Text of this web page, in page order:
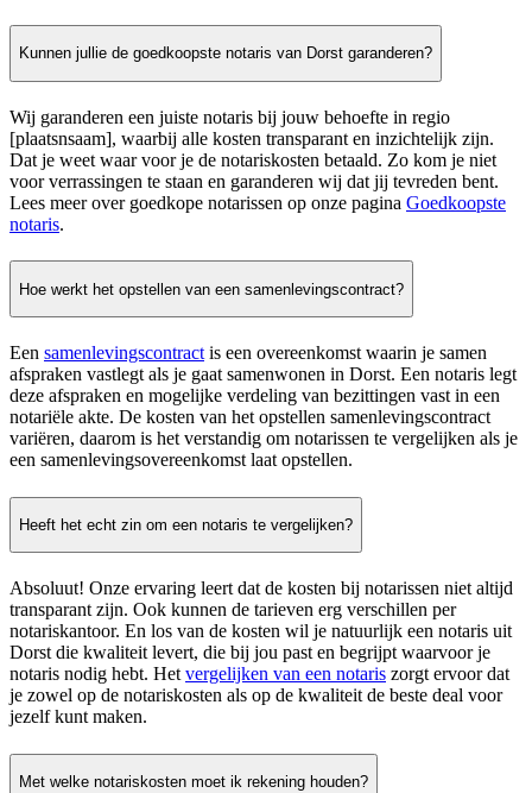
Kunnen jullie de goedkoopste notaris van Dorst garanderen?
Wij garanderen een juiste notaris bij jouw behoefte in regio
[plaatsnsaam], waarbij alle kosten transparant en inzichtelijk zijn.
Dat je weet waar voor je de notariskosten betaald. Zo kom je niet
voor verrassingen te staan en garanderen wij dat jij tevreden bent.
Lees meer over goedkope notarissen op onze pagina Goedkoopste
notaris.
Hoe werkt het opstellen van een samenlevingscontract?
Een samenlevingscontract is een overeenkomst waarin je samen
afspraken vastlegt als je gaat samenwonen in Dorst. Een notaris legt
deze afspraken en mogelijke verdeling van bezittingen vast in een
notariële akte. De kosten van het opstellen samenlevingscontract
variëren, daarom is het verstandig om notarissen te vergelijken als je
een samenlevingsovereenkomst laat opstellen.
Heeft het echt zin om een notaris te vergelijken?
Absoluut! Onze ervaring leert dat de kosten bij notarissen niet altijd
transparant zijn. Ook kunnen de tarieven erg verschillen per
notariskantoor. En los van de kosten wil je natuurlijk een notaris uit
Dorst die kwaliteit levert, die bij jou past en begrijpt waarvoor je
notaris nodig hebt. Hetvergelijken van een notaris zorgt ervoor dat
je zowel op de notariskosten als op de kwaliteit de beste deal voor
jezelf kunt maken.
Met welke notariskosten moet ik rekening houden?